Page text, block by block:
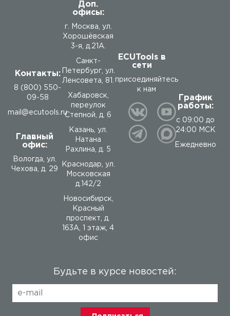
Контакты:
8 (800) 550-
09-58
mail@ecutools.ru
Главный
офис:
Вологда, ул.
Чехова, д. 29
Доп.
офисы:
г. Москва, ул.
Хорошёвская
3-я, д.21А.
Санкт-
Петербург, ул.
Ленсовета, 81.
Хабаровск,
переулок
Степной, д. 6
Казань, ул.
Натана
Рахлина, д. 5
Краснодар, ул.
Московская
д.142/2
Новосибирск,
Красный
проспект, д.
163А, 1 этаж, 4
офис
ECUTools в
сети
присоединяйтесь
к нам
График
работы:
с 09:00 до
24:00 МСК
Ежедневно
Будьте в курсе новостей: